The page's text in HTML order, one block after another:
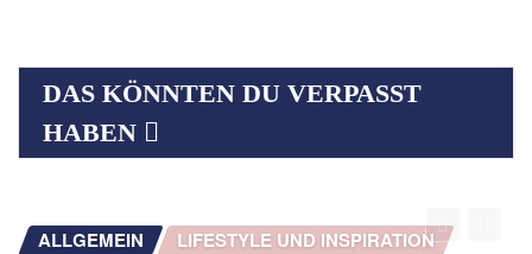
DAS KÖNNTEN DU VERPASST
HABEN
LIFESTYLE UND INSPIRATION